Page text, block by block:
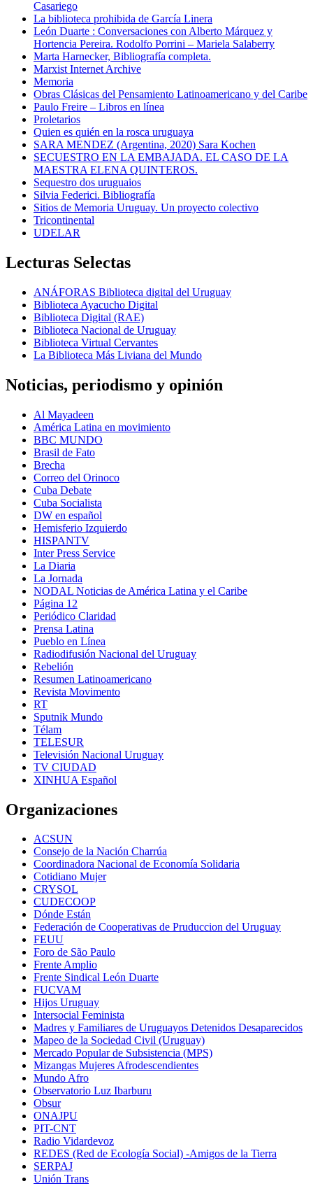
Casariego
La biblioteca prohibida de García Linera
León Duarte : Conversaciones con Alberto Márquez y
Hortencia Pereira. Rodolfo Porrini – Mariela Salaberry
Marta Harnecker, Bibliografía completa.
Marxist Internet Archive
Memoria
Obras Clásicas del Pensamiento Latinoamericano y del Caribe
Paulo Freire – Libros en línea
Proletarios
Quien es quién en la rosca uruguaya
SARA MENDEZ (Argentina, 2020) Sara Kochen
SECUESTRO EN LA EMBAJADA. EL CASO DE LA
MAESTRA ELENA QUINTEROS.
Sequestro dos uruguaios
Silvia Federici. Bibliografía
Sitios de Memoria Uruguay. Un proyecto colectivo
Tricontinental
UDELAR
Lecturas Selectas
ANÁFORAS Biblioteca digital del Uruguay
Biblioteca Ayacucho Digital
Biblioteca Digital (RAE)
Biblioteca Nacional de Uruguay
Biblioteca Virtual Cervantes
La Biblioteca Más Liviana del Mundo
Noticias, periodismo y opinión
Al Mayadeen
América Latina en movimiento
BBC MUNDO
Brasil de Fato
Brecha
Correo del Orinoco
Cuba Debate
Cuba Socialista
DW en español
Hemisferio Izquierdo
HISPANTV
Inter Press Service
La Diaria
La Jornada
NODAL Noticias de América Latina y el Caribe
Página 12
Periódico Claridad
Prensa Latina
Pueblo en Línea
Radiodifusión Nacional del Uruguay
Rebelión
Resumen Latinoamericano
Revista Movimento
RT
Sputnik Mundo
Télam
TELESUR
Televisión Nacional Uruguay
TV CIUDAD
XINHUA Español
Organizaciones
ACSUN
Consejo de la Nación Charrúa
Coordinadora Nacional de Economía Solidaria
Cotidiano Mujer
CRYSOL
CUDECOOP
Dónde Están
Federación de Cooperativas de Pruduccion del Uruguay
FEUU
Foro de São Paulo
Frente Amplio
Frente Sindical León Duarte
FUCVAM
Hijos Uruguay
Intersocial Feminista
Madres y Familiares de Uruguayos Detenidos Desaparecidos
Mapeo de la Sociedad Civil (Uruguay)
Mercado Popular de Subsistencia (MPS)
Mizangas Mujeres Afrodescendientes
Mundo Afro
Observatorio Luz Ibarburu
Obsur
ONAJPU
PIT-CNT
Radio Vidardevoz
REDES (Red de Ecología Social) -Amigos de la Tierra
SERPAJ
Unión Trans